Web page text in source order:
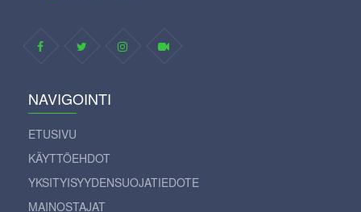
NAVIGOINTI
ETUSIVU
KÄYTTÖEHDOT
YKSITYISYYDENSUOJATIEDOTE
MAINOSTAJAT